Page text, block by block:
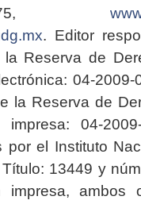
. Editor
la Reserva de
04-2009-
la Reserva de
04-2009-
por el Instituto
13449 y
ambos